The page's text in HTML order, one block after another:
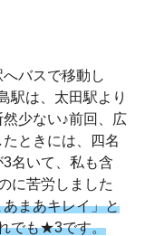
バスで移動し
駅は、太田駅より
少ない♪前回、広
ときには、四名
名いて、私も含
に苦労しました
まあキレイ」と
でも★3です。